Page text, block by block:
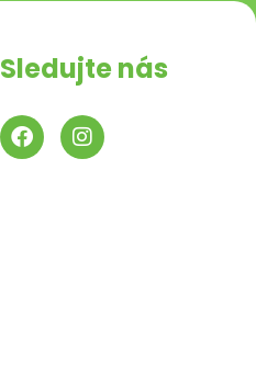
Sledujte nás